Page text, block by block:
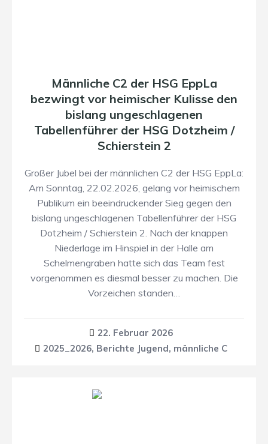
Männliche C2 der HSG EppLa
bezwingt vor heimischer Kulisse den
bislang ungeschlagenen
Tabellenführer der HSG Dotzheim /
Schierstein 2
Großer Jubel bei der männlichen C2 der HSG EppLa:
Am Sonntag, 22.02.2026, gelang vor heimischem
Publikum ein beeindruckender Sieg gegen den
bislang ungeschlagenen Tabellenführer der HSG
Dotzheim / Schierstein 2. Nach der knappen
Niederlage im Hinspiel in der Halle am
Schelmengraben hatte sich das Team fest
vorgenommen es diesmal besser zu machen. Die
Vorzeichen standen…
22. Februar 2026
2025_2026, Berichte Jugend, männliche C